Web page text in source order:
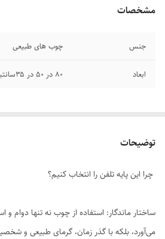
مشخصات
جنس چوب های طبیعی
ابعاد 80 در 5۰ در ۳۵سانتیمتر
توضیحات
چرا این پایه تلفن را انتخاب کنیم؟
ساختار ماندگار: استفاده از چوب نه تنها دوام و
می‌آورد، بلکه با گذر زمان، گرمای طبیعی و